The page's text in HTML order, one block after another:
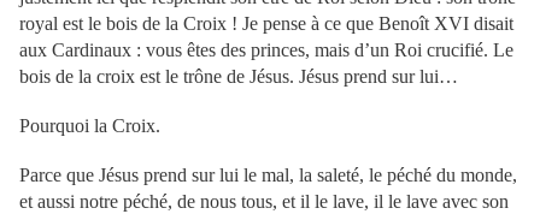
royal est le bois de la Croix ! Je pense à ce que Benoît XVI disait
aux Cardinaux : vous êtes des princes, mais d’un Roi crucifié. Le
bois de la croix est le trône de Jésus. Jésus prend sur lui…
Pourquoi la Croix.
Parce que Jésus prend sur lui le mal, la saleté, le péché du monde,
et aussi notre péché, de nous tous, et il le lave, il le lave avec son